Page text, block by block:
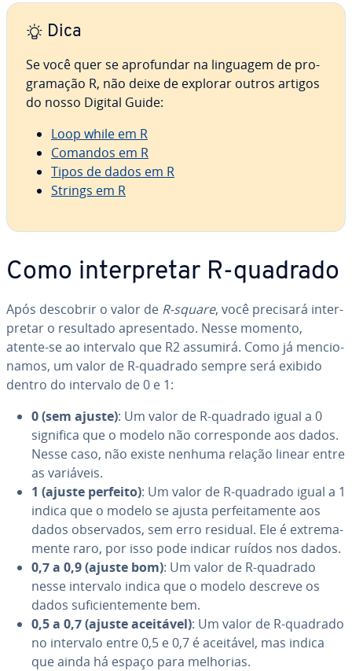
Dica
Se você quer se apro­fun­dar na linguagem de pro­
gra­ma­ção R, não deixe de explorar outros artigos
do nosso Digital Guide:
Loop while em R
Comandos em R
Tipos de dados em R
Strings em R
Como in­ter­pre­tar R-quadrado
Após descobrir o valor de R-square, você precisará in­ter­
pre­tar o resultado apre­sen­tado. Nesse momento,
atente-se ao intervalo que R2 assumirá. Como já men­ci­o­
na­mos, um valor de R-quadrado sempre será exibido
dentro do intervalo de 0 e 1:
0 (sem ajuste): Um valor de R-quadrado igual a 0
significa que o modelo não cor­res­ponde aos dados.
Nesse caso, não existe nenhuma relação linear entre
as variáveis.
1 (ajuste perfeito): Um valor de R-quadrado igual a 1
indica que o modelo se ajusta per­fei­ta­mente aos
dados ob­ser­va­dos, sem erro residual. Ele é ex­tre­ma­
mente raro, por isso pode indicar ruídos nos dados.
0,7 a 0,9 (ajuste bom): Um valor de R-quadrado
nesse intervalo indica que o modelo descreve os
dados su­fi­ci­en­te­mente bem.
0,5 a 0,7 (ajuste aceitável): Um valor de R-quadrado
no intervalo entre 0,5 e 0,7 é aceitável, mas indica
que ainda há espaço para melhorias.